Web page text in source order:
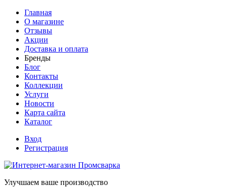
Главная
О магазине
Отзывы
Акции
Доставка и оплата
Бренды
Блог
Контакты
Коллекции
Услуги
Новости
Карта сайта
Каталог
Вход
Регистрация
Улучшаем ваше производство